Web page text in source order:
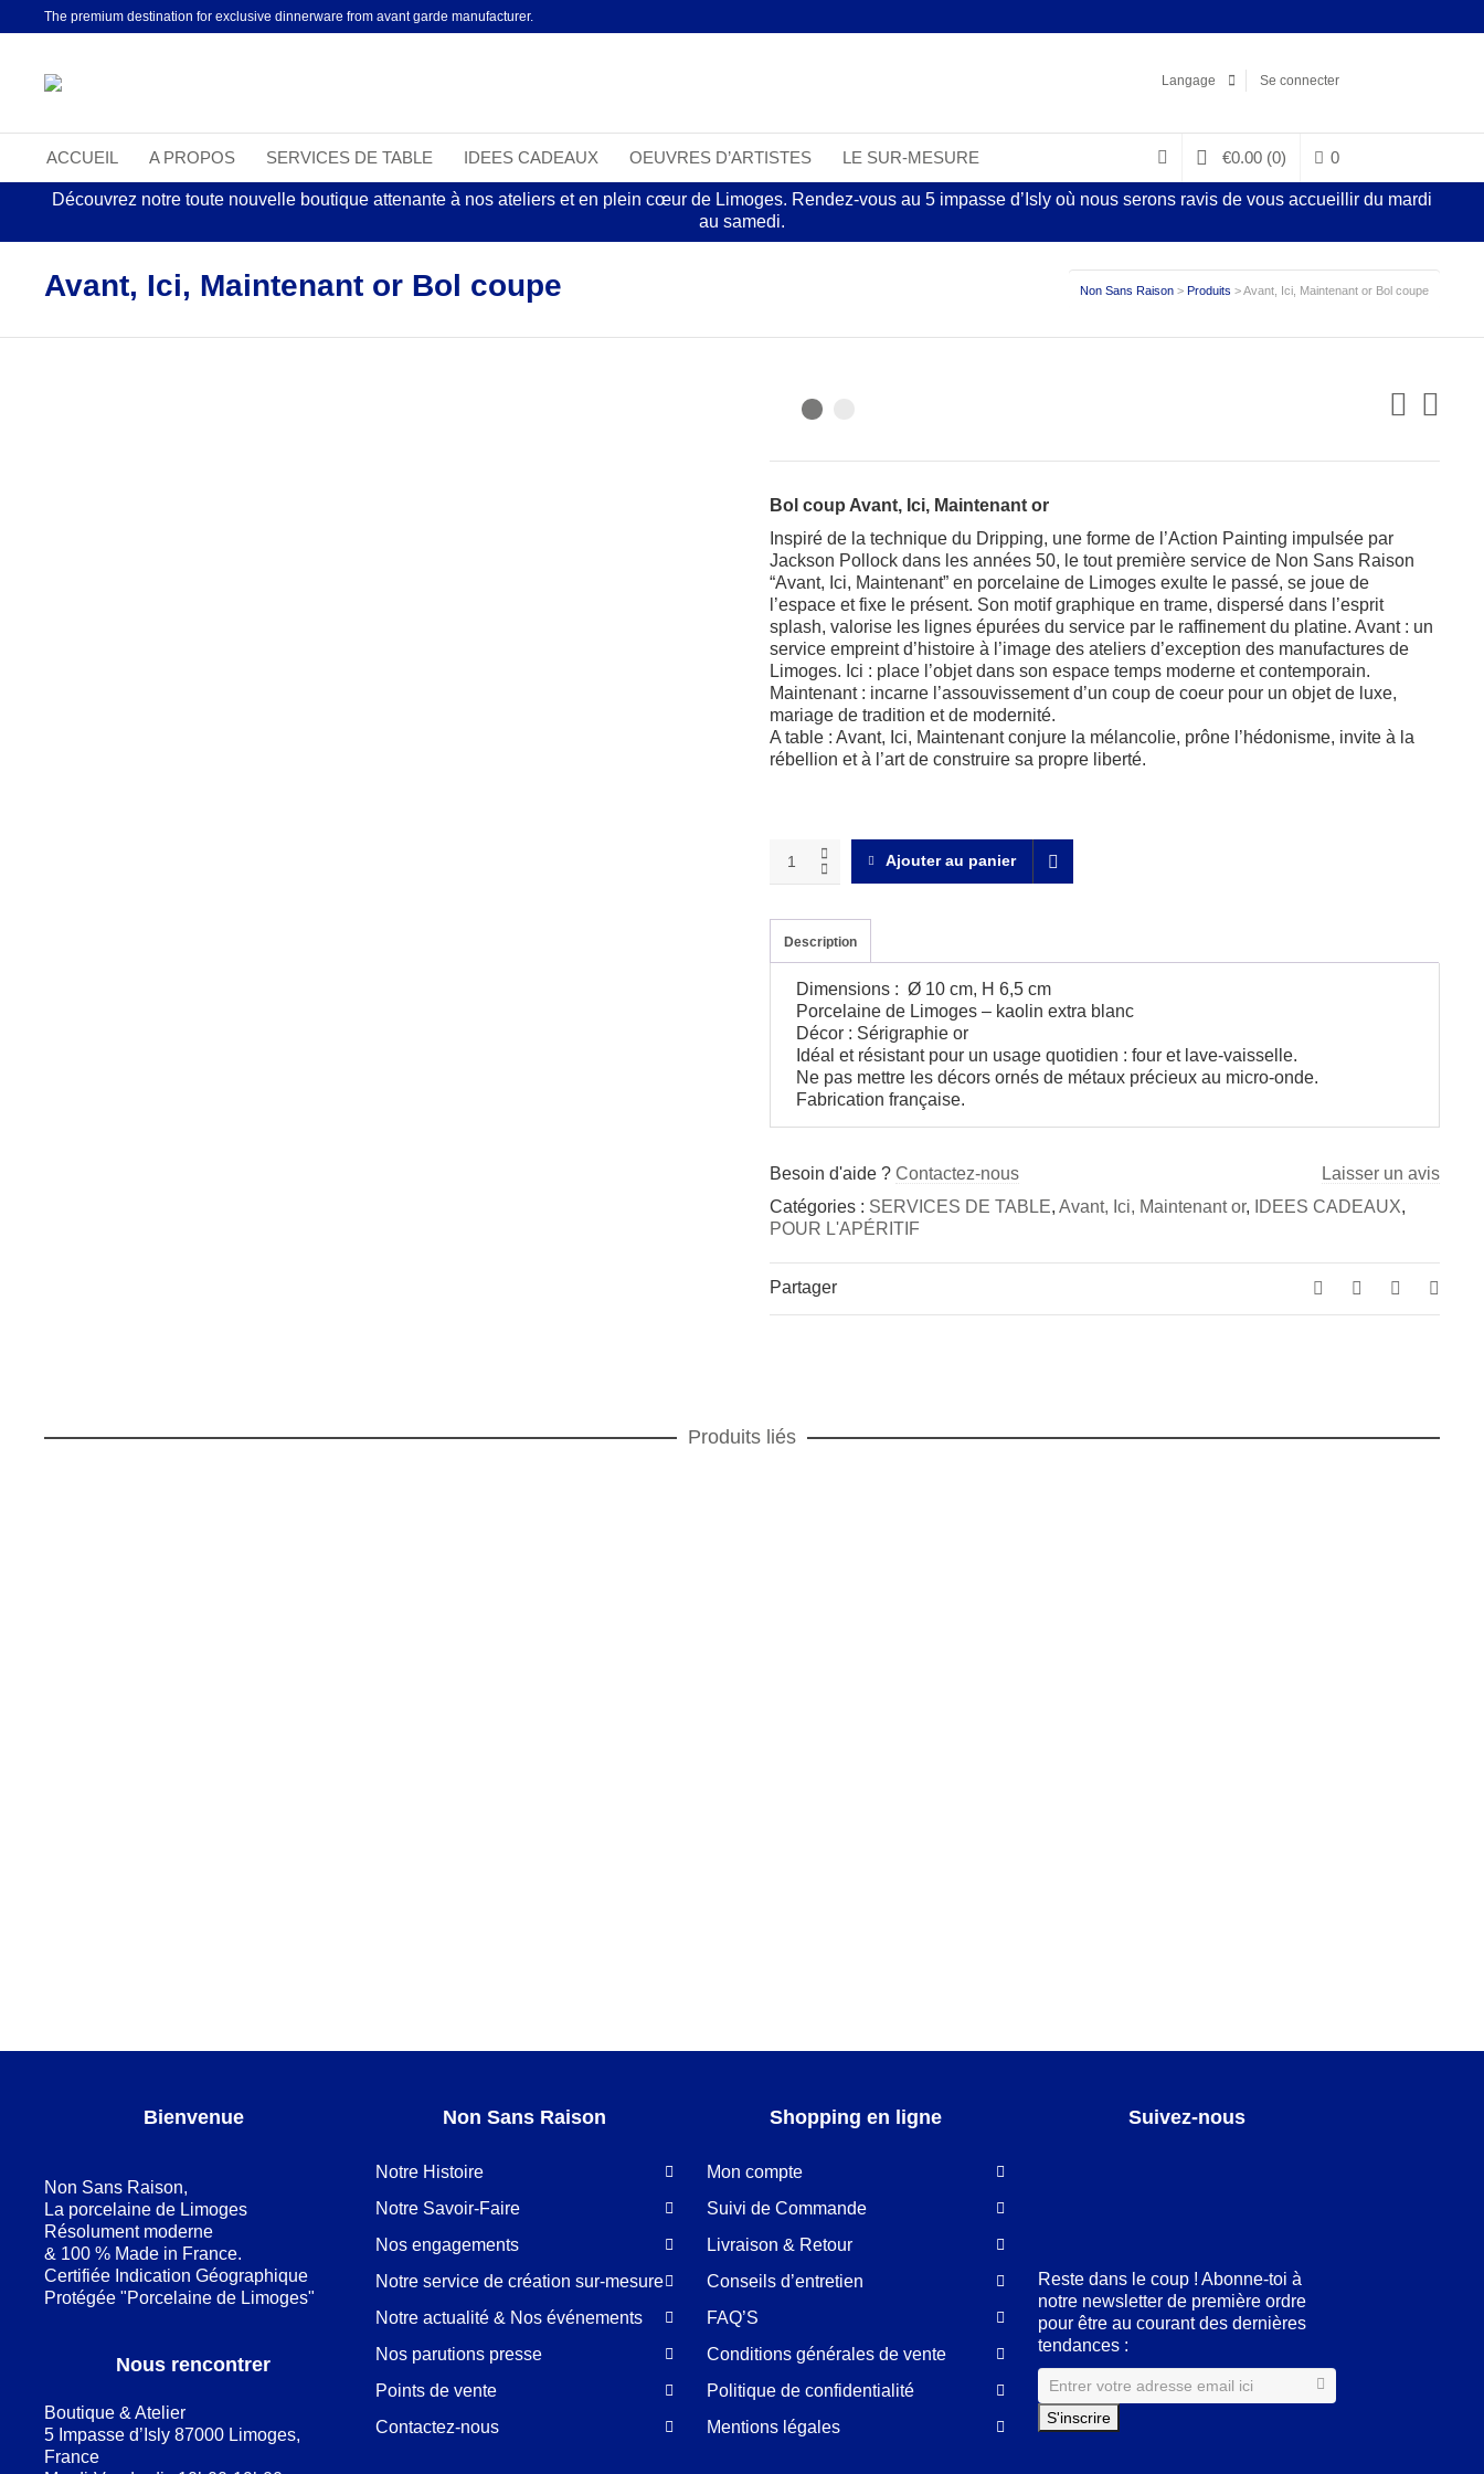
The premium destination for exclusive dinnerware from avant garde manufacturer.
Langage Se connecter
ACCUEIL A PROPOS SERVICES DE TABLE IDEES CADEAUX OEUVRES D’ARTISTES LE SUR-MESURE €0.00 (0) 0
Découvrez notre toute nouvelle boutique attenante à nos ateliers et en plein cœur de Limoges. Rendez-vous au 5 impasse d’Isly où nous serons ravis de vous accueillir du mardi
au samedi.
Avant, Ici, Maintenant or Bol coupe Non Sans Raison> Produits >Avant, Ici, Maintenant or Bol coupe
Bol coup Avant, Ici, Maintenant or
Inspiré de la technique du Dripping, une forme de l’Action Painting impulsée par
Jackson Pollock dans les années 50, le tout première service de Non Sans Raison
“Avant, Ici, Maintenant” en porcelaine de Limoges exulte le passé, se joue de
l’espace et fixe le présent. Son motif graphique en trame, dispersé dans l’esprit
splash, valorise les lignes épurées du service par le raffinement du platine. Avant : un
service empreint d’histoire à l’image des ateliers d’exception des manufactures de
Limoges. Ici : place l’objet dans son espace temps moderne et contemporain.
Maintenant : incarne l’assouvissement d’un coup de coeur pour un objet de luxe,
mariage de tradition et de modernité.
A table : Avant, Ici, Maintenant conjure la mélancolie, prône l’hédonisme, invite à la
rébellion et à l’art de construire sa propre liberté.
Ici,
or
Bol
coupe
quantity
Ajouter au panier
Description
Dimensions : Ø 10 cm, H 6,5 cm
Porcelaine de Limoges – kaolin extra blanc
Décor : Sérigraphie or
Idéal et résistant pour un usage quotidien : four et lave-vaisselle.
Ne pas mettre les décors ornés de métaux précieux au micro-onde.
Fabrication française.
Besoin d'aide ?Contactez-nous
Laisser un avis
Catégories : SERVICES DE TABLE,Avant, Ici, Maintenant or, IDEES CADEAUX,
POUR L'APÉRITIF
Partager
Produits liés
Bienvenue
Non Sans Raison,
La porcelaine de Limoges
Résolument moderne
& 100 % Made in France.
Certifiée Indication Géographique
Protégée "Porcelaine de Limoges"
Nous rencontrer
Boutique & Atelier
5 Impasse d’Isly 87000 Limoges,
France
Non Sans Raison
Notre Histoire
Notre Savoir-Faire
Nos engagements
Notre service de création sur-mesure
Notre actualité & Nos événements
Nos parutions presse
Points de vente
Contactez-nous
Shopping en ligne
Mon compte
Suivi de Commande
Livraison & Retour
Conseils d’entretien
FAQ’S
Conditions générales de vente
Politique de confidentialité
Mentions légales
Suivez-nous
Reste dans le coup ! Abonne-toi à
notre newsletter de première ordre
pour être au courant des dernières
tendances :